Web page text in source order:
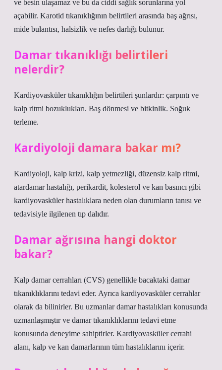
ve besin ulaşamaz ve bu da ciddi sağlık sorunlarına yol
açabilir. Karotid tıkanıklığının belirtileri arasında baş ağrısı,
mide bulantısı, halsizlik ve nefes darlığı bulunur.
Damar tıkanıklığı belirtileri
nelerdir?
Kardiyovasküler tıkanıklığın belirtileri şunlardır: çarpıntı ve
kalp ritmi bozuklukları. Baş dönmesi ve bitkinlik. Soğuk
terleme.
Kardiyoloji damara bakar mı?
Kardiyoloji, kalp krizi, kalp yetmezliği, düzensiz kalp ritmi,
atardamar hastalığı, perikardit, kolesterol ve kan basıncı gibi
kardiyovasküler hastalıklara neden olan durumların tanısı ve
tedavisiyle ilgilenen tıp dalıdır.
Damar ağrısına hangi doktor
bakar?
Kalp damar cerrahları (CVS) genellikle bacaktaki damar
tıkanıklıklarını tedavi eder. Ayrıca kardiyovasküler cerrahlar
olarak da bilinirler. Bu uzmanlar damar hastalıkları konusunda
uzmanlaşmıştır ve damar tıkanıklıklarını tedavi etme
konusunda deneyime sahiptirler. Kardiyovasküler cerrahi
alanı, kalp ve kan damarlarının tüm hastalıklarını içerir.